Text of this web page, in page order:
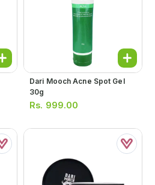
Dari Mooch Acne Spot Gel
30g
Rs. 999.00